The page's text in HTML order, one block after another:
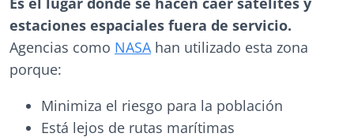
estaciones espaciales fuera de servicio.
Agencias como NASA han utilizado esta zona
porque:
Minimiza el riesgo para la población
Está lejos de rutas marítimas